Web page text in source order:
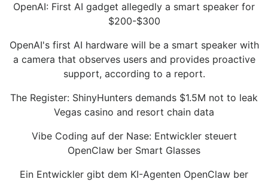
OpenAI: First AI gadget allegedly a smart speaker for
$200-$300
OpenAI's first AI hardware will be a smart speaker with
a camera that observes users and provides proactive
support, according to a report.
The Register: ShinyHunters demands $1.5M not to leak
Vegas casino and resort chain data
Vibe Coding auf der Nase: Entwickler steuert
OpenClaw ber Smart Glasses
Ein Entwickler gibt dem KI-Agenten OpenClaw ber